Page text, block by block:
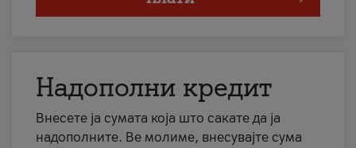
Надополни кредит
Внесете ја сумата која што сакате да ја
надополните. Ве молиме, внесувајте сума